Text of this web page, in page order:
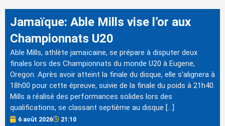
Jamaïque: Able Mills vise l’or aux
Championnats U20
Able Mills, athlète jamaïcaine, se prépare à disputer deux
finales lors des Championnats du monde U20 à Eugene,
Oregon. Après avoir atteint la finale du disque, elle s'alignera à
18h00 pour cette épreuve, suivie de la finale du poids à 21h40.
Mills a réalisé des performances solides lors des
qualifications, se classant septième au disque […]
6 août 2026 21:10